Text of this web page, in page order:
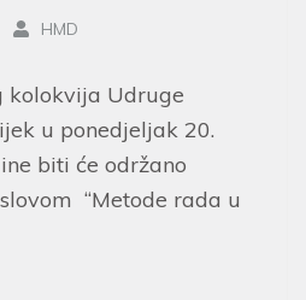
HMD
kolokvija Udruge
u ponedjeljak 20.
biti će održano
“Metode rada u